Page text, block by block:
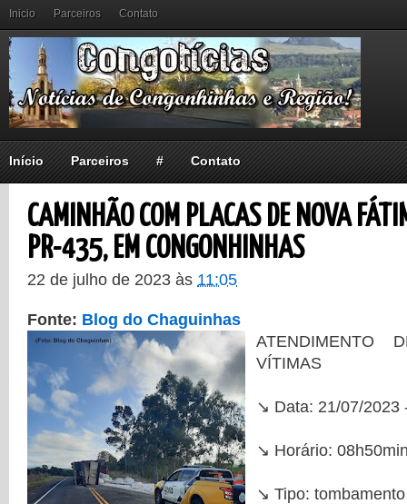
Inicio Parceiros Contato
Início Parceiros # Contato
CAMINHÃO COM PLACAS DE NOVA
PR-435, EM CONGONHINHAS
22 de julho de 2023 às 11:05
Fonte: Blog do Chaguinhas
ATENDIMENTO
VÍTIMAS
↘️ Data: 21/07/2023
↘️ Horário:
↘️ Tipo: tombamento